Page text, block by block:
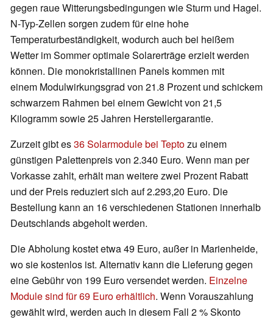
gegen raue Witterungsbedingungen wie Sturm und Hagel.
N-Typ-Zellen sorgen zudem für eine hohe
Temperaturbeständigkeit, wodurch auch bei heißem
Wetter im Sommer optimale Solarerträge erzielt werden
können. Die monokristallinen Panels kommen mit
einem Modulwirkungsgrad von 21.8 Prozent und schickem
schwarzem Rahmen bei einem Gewicht von 21,5
Kilogramm sowie 25 Jahren Herstellergarantie.
Zurzeit gibt es36 Solarmodule bei Teptozu einem
günstigen Palettenpreis von 2.340 Euro. Wenn man per
Vorkasse zahlt, erhält man weitere zwei Prozent Rabatt
und der Preis reduziert sich auf 2.293,20 Euro. Die
Bestellung kann an 16 verschiedenen Stationen innerhalb
Deutschlands abgeholt werden.
Die Abholung kostet etwa 49 Euro, außer in Marienheide,
wo sie kostenlos ist. Alternativ kann die Lieferung gegen
eine Gebühr von 199 Euro versendet werden. Einzelne
Module sind für 69 Euro erhältlich. Wenn Vorauszahlung
gewählt wird, werden auch in diesem Fall 2 % Skonto